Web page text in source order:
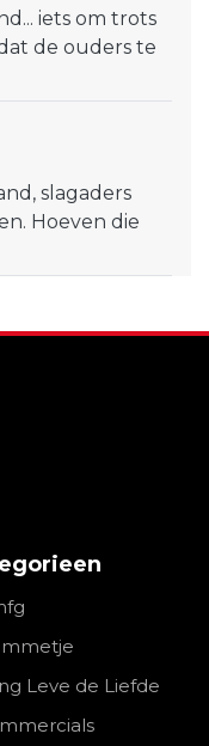
iets om trots
de ouders te
slagaders
Hoeven die
Leve de Liefde